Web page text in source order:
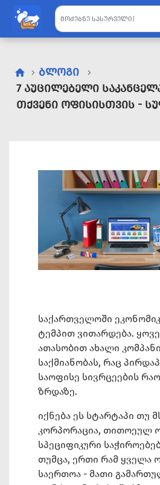
ᲑᲚᲝᲒᲘ
7 ᲐᲣᲪᲘᲚᲔᲑᲔᲚᲘ
ᲗᲥᲕᲔᲜᲘ ᲝᲤᲘᲡᲘᲡᲗᲕᲘᲡ -
საქართველოში
ტემპით ვითარდება.
ათასობით ახალი
საქმიანობას, რაც
საოფისე სივრცეების
ზრდაზე.
იქნება ეს სტარტაპი თუ
კორპორაცია, თითოეულ
სპეციფიკური
თუმცა, ერთი რამ ყველა
საერთოა - მათი